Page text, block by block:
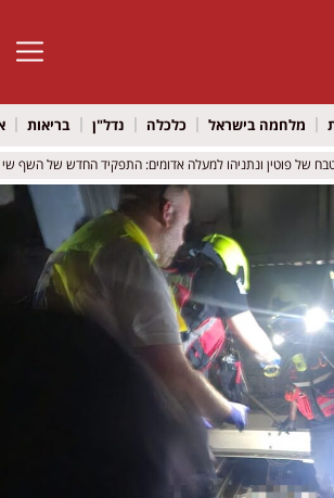
פתח
מלחמה בישראל כלכלה נדל"ן בריאות
של פוטין ונתניהו למעלה אדומים: התפקיד החדש של השף שי
של פוטין ונתניהו למעלה אדומים: התפקיד החדש של השף שי